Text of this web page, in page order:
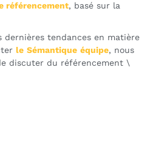
référencement, basé sur la
dernières tendances en matière
le Sémantique équipe, nous
discuter du référencement \